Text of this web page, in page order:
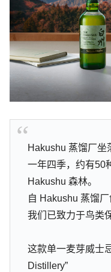
Hakushu 蒸馏厂坐
一年四季，约有50
Hakushu 森林。
自 Hakushu 蒸馏厂
我们已致力于鸟类
这款单一麦芽威士
Distillery”